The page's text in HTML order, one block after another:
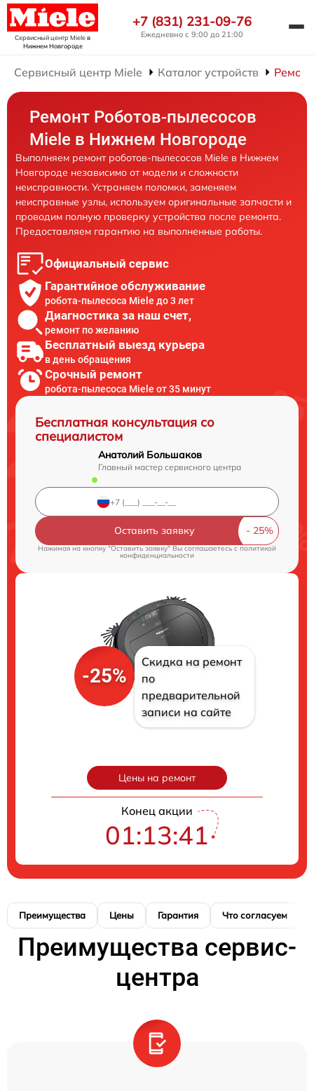
Сервисный центр Mieleв
Нижнем Новгороде
+7 (831) 231-09-76
Ежедневно с 9:00 до 21:00
Сервисный центр Miele Каталог устройств
Ремонт Роботов-пылесосов
Miele в Нижнем Новгороде
Выполняем ремонт роботов-пылесосов Miele в Нижнем
Новгороде независимо от модели и сложности
неисправности. Устраняем поломки, заменяем
неисправные узлы, используем оригинальные запчасти и
проводим полную проверку устройства после ремонта.
Предоставляем гарантию на выполненные работы.
Официальный сервис
Гарантийное обслуживание
робота-пылесоса Miele до 3 лет
Диагностика за наш счет,
ремонт по желанию
Бесплатный выезд курьера
в день обращения
Срочный ремонт
робота-пылесоса Miele от 35 минут
Бесплатная консультация со
специалистом
Анатолий Большаков
Главный мастер сервисного центра
Оставить заявку
Нажимая на кнопку "Оставить заявку" Вы соглашаетесь cполитикой
конфиденциальности
-25%
Скидка на ремонт
по
предварительной
записи на сайте
Цены на ремонт
Конец акции
01:13:40
Преимущества Цены Гарантия Что согласуем
Преимущества сервис-
центра